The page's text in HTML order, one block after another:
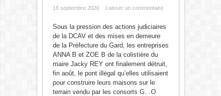
18 septembre 2020 Laisser un commentaire
Sous la pression des actions judiciaires
de la DCAV et des mises en demeure
de la Préfecture du Gard, les entreprises
ANNA B et ZOE B de la colistière du
maire Jacky REY ont finalement détruit,
fin août, le pont illégal qu’elles utilisaient
pour construire leurs maisons sur le
terrain vendu par les consorts G…O